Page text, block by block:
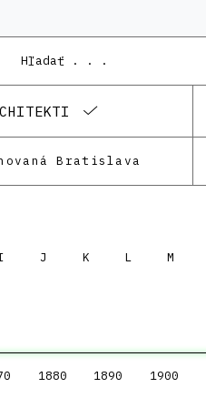
Bratislava
J K L M
1880 1890 1900